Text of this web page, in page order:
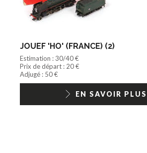
JOUEF 'HO' (FRANCE) (2)
Estimation : 30/40 €
Prix de départ : 20 €
Adjugé : 50 €
EN SAVOIR PLUS